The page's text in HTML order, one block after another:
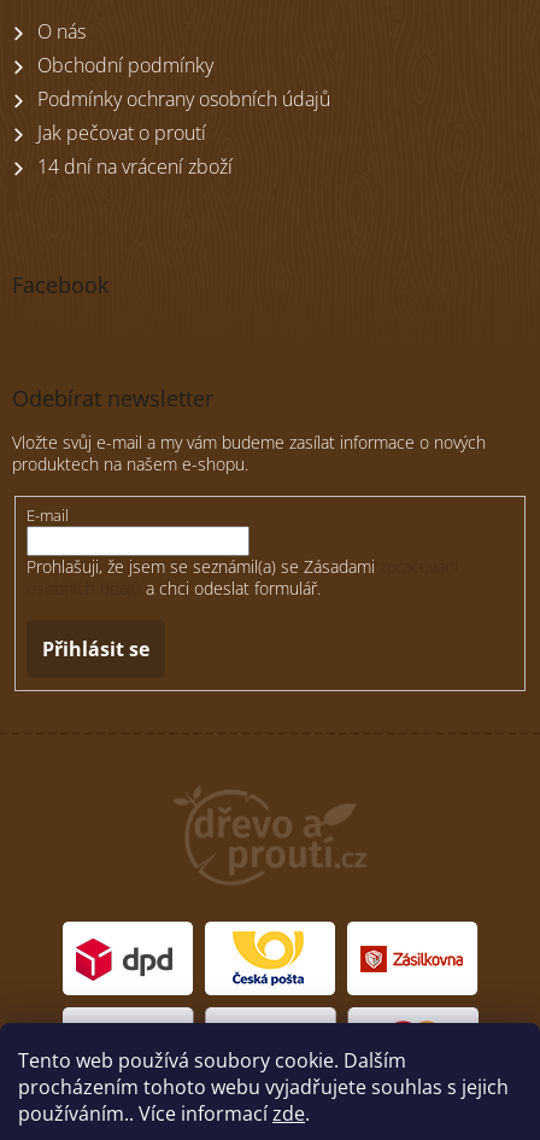
Tento web používá soubory cookie. Dalším
procházením tohoto webu vyjadřujete souhlas s jejich
používáním.. Více informacízde.
O nás
Obchodní podmínky
Podmínky ochrany osobních údajů
Jak pečovat o proutí
14 dní na vrácení zboží
Facebook
Odebírat newsletter
Vložte svůj e-mail a my vám budeme zasílat informace o nových
produktech na našem e-shopu.
E-mail
Prohlašuji, že jsem se seznámil(a) se Zásadami
a chci odeslat formulář.
Přihlásit se